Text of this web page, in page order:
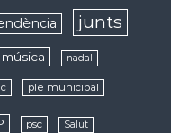
junts
música nadal
ple municipal
psc Salut